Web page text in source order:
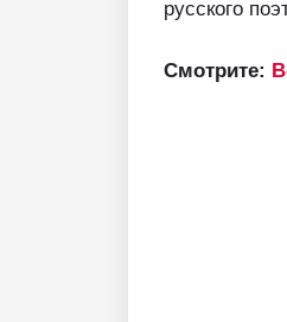
русского
Смотрите: